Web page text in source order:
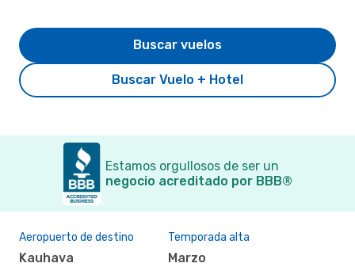
Buscar Vuelo + Hotel
Buscar vuelos
Estamos orgullosos de ser un
negocio acreditado por BBB®
Aeropuerto de destino
Kauhava
Temporada alta
marzo